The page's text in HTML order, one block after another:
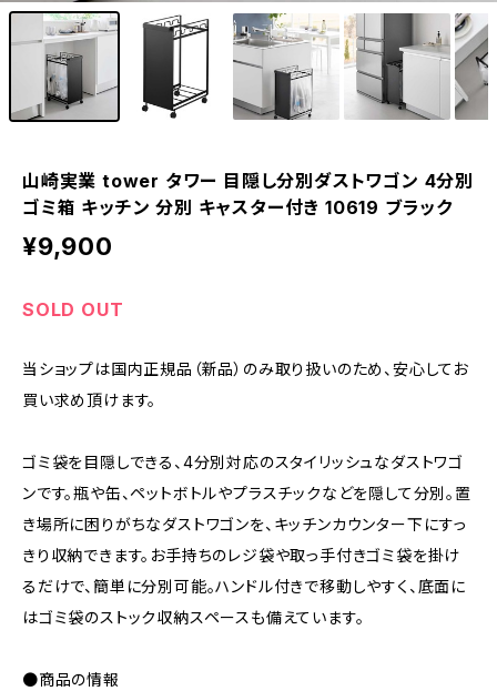
山崎実業 tower タワー 目隠し分別ダストワゴン 4分別
ゴミ箱 キッチン 分別 キャスター付き 10619 ブラック
¥9,900
SOLD OUT
当ショップは国内正規品（新品）のみ取り扱いのため、安心してお
買い求め頂けます。
ゴミ袋を目隠しできる、4分別対応のスタイリッシュなダストワゴ
ンです。瓶や缶、ペットボトルやプラスチックなどを隠して分別。置
き場所に困りがちなダストワゴンを、キッチンカウンター下にすっ
きり収納できます。お手持ちのレジ袋や取っ手付きゴミ袋を掛け
るだけで、簡単に分別可能。ハンドル付きで移動しやすく、底面に
はゴミ袋のストック収納スペースも備えています。
●商品の情報